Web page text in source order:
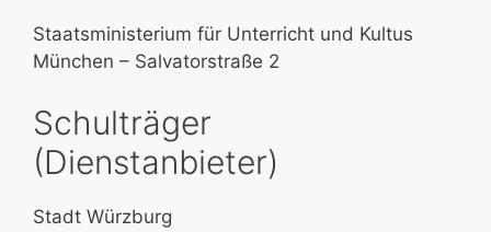
Staatsministerium für Unterricht und Kultus
München – Salvatorstraße 2
Schulträger
(Dienstanbieter)
Stadt Würzburg